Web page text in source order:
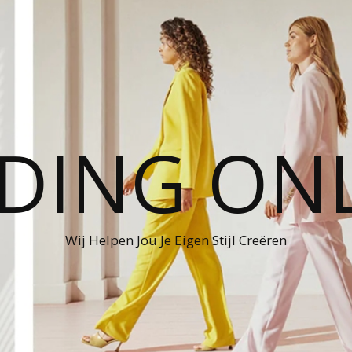
Wij Helpen Jou Je Eigen Stijl Creëren